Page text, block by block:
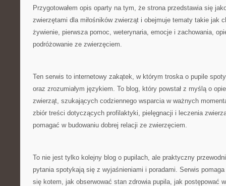
Przygotowałem opis oparty na tym, że strona przedstawia się
zwierzętami dla miłośników zwierząt i obejmuje tematy takie jak
żywienie, pierwsza pomoc, weterynaria, emocje i zachowania,
podróżowanie ze zwierzęciem.
Ten serwis to internetowy zakątek, w którym troska o pupile
oraz zrozumiałym językiem. To blog, który powstał z myślą o
zwierząt, szukających codziennego wsparcia w ważnych
zbiór treści dotyczących profilaktyki, pielęgnacji i leczenia
pomagać w budowaniu dobrej relacji ze zwierzęciem.
To nie jest tylko kolejny blog o pupilach, ale praktyczny
pytania spotykają się z wyjaśnieniami i poradami. Serwis
się kotem, jak obserwować stan zdrowia pupila, jak postępować